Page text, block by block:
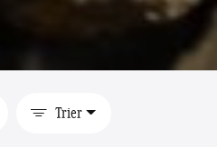
Trier